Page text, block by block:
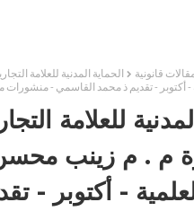
قانونية
- أكتوبر - تقديم ذ محمد القاسمي - منشورات
للعلامة
- أكتوبر